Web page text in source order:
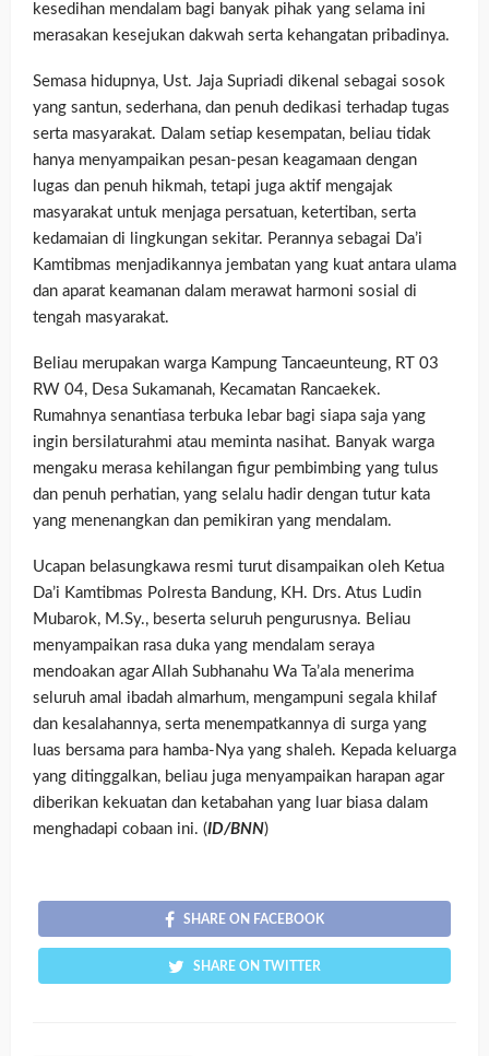
kesedihan mendalam bagi banyak pihak yang selama ini
merasakan kesejukan dakwah serta kehangatan pribadinya.
Semasa hidupnya, Ust. Jaja Supriadi dikenal sebagai sosok
yang santun, sederhana, dan penuh dedikasi terhadap tugas
serta masyarakat. Dalam setiap kesempatan, beliau tidak
hanya menyampaikan pesan-pesan keagamaan dengan
lugas dan penuh hikmah, tetapi juga aktif mengajak
masyarakat untuk menjaga persatuan, ketertiban, serta
kedamaian di lingkungan sekitar. Perannya sebagai Da’i
Kamtibmas menjadikannya jembatan yang kuat antara ulama
dan aparat keamanan dalam merawat harmoni sosial di
tengah masyarakat.
Beliau merupakan warga Kampung Tancaeunteung, RT 03
RW 04, Desa Sukamanah, Kecamatan Rancaekek.
Rumahnya senantiasa terbuka lebar bagi siapa saja yang
ingin bersilaturahmi atau meminta nasihat. Banyak warga
mengaku merasa kehilangan figur pembimbing yang tulus
dan penuh perhatian, yang selalu hadir dengan tutur kata
yang menenangkan dan pemikiran yang mendalam.
Ucapan belasungkawa resmi turut disampaikan oleh Ketua
Da’i Kamtibmas Polresta Bandung, KH. Drs. Atus Ludin
Mubarok, M.Sy., beserta seluruh pengurusnya. Beliau
menyampaikan rasa duka yang mendalam seraya
mendoakan agar Allah Subhanahu Wa Ta’ala menerima
seluruh amal ibadah almarhum, mengampuni segala khilaf
dan kesalahannya, serta menempatkannya di surga yang
luas bersama para hamba-Nya yang shaleh. Kepada keluarga
yang ditinggalkan, beliau juga menyampaikan harapan agar
diberikan kekuatan dan ketabahan yang luar biasa dalam
menghadapi cobaan ini. (ID/BNN)
SHARE ON FACEBOOK
SHARE ON TWITTER